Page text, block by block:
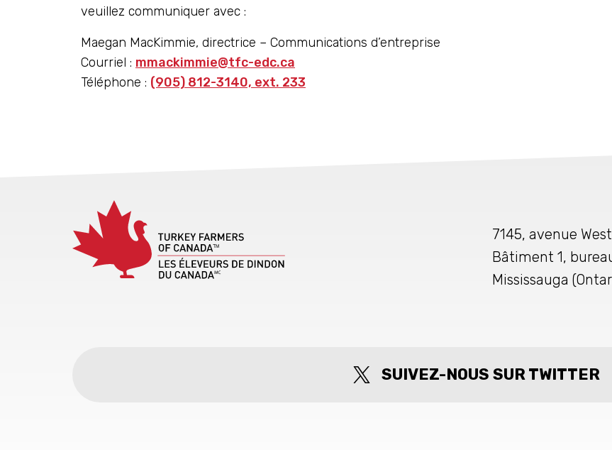
veuillez communiquer avec :
Maegan MacKimmie, directrice – Communications d’entreprise
Courriel : mmackimmie@tfc-edc.ca
Téléphone : (905) 812-3140, ext. 233
7145, avenue
Bâtiment 1,
Mississauga
SUIVEZ-NOUS SUR TWITTER